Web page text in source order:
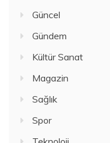
Güncel
Gündem
Kültür Sanat
Magazin
Sağlık
Spor